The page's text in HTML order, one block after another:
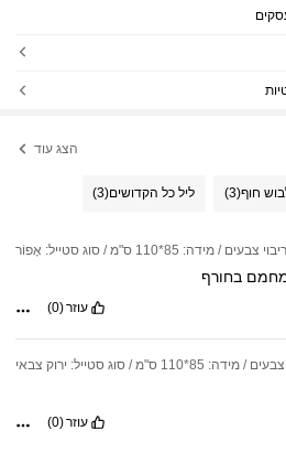
הצג עוד
חוף(3) ליל כל הקדושים(3)
/ מידה: 85*110 ס"מ / סוג סטייל: אָפוֹר
בחורף
עוזר(0)
ס"מ / סוג סטייל: ירוק צבאי
עוזר(0)